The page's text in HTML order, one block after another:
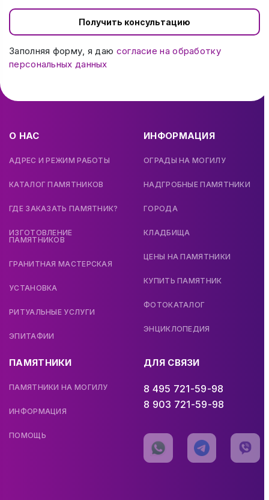
Получить консультацию
Заполняя форму, я даю согласие на обработку
персональных данных
О НАС
АДРЕС И РЕЖИМ РАБОТЫ
КАТАЛОГ ПАМЯТНИКОВ
ГДЕ ЗАКАЗАТЬ ПАМЯТНИК?
ИЗГОТОВЛЕНИЕ
ПАМЯТНИКОВ
ГРАНИТНАЯ МАСТЕРСКАЯ
УСТАНОВКА
РИТУАЛЬНЫЕ УСЛУГИ
ЭПИТАФИИ
ИНФОРМАЦИЯ
ОГРАДЫ НА МОГИЛУ
НАДГРОБНЫЕ ПАМЯТНИКИ
ГОРОДА
КЛАДБИЩА
ЦЕНЫ НА ПАМЯТНИКИ
КУПИТЬ ПАМЯТНИК
ФОТОКАТАЛОГ
ЭНЦИКЛОПЕДИЯ
ПАМЯТНИКИ
ПАМЯТНИКИ НА МОГИЛУ
ИНФОРМАЦИЯ
ПОМОЩЬ
ДЛЯ СВЯЗИ
8 495 721-59-98
8 903 721-59-98